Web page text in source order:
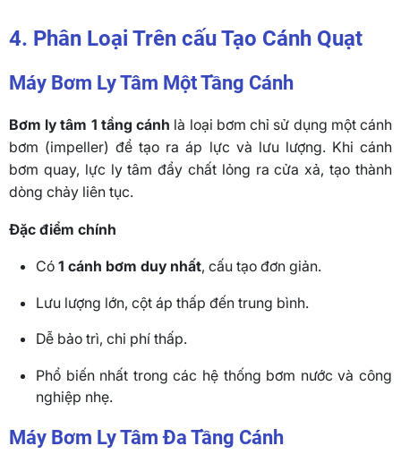
4. Phân Loại Trên cấu Tạo Cánh Quạt
Máy Bơm Ly Tâm Một Tầng Cánh
Bơm ly tâm 1 tầng cánh là loại bơm chỉ sử dụng một cánh
bơm (impeller) để tạo ra áp lực và lưu lượng. Khi cánh
bơm quay, lực ly tâm đẩy chất lỏng ra cửa xả, tạo thành
dòng chảy liên tục.
Đặc điểm chính
Có1 cánh bơm duy nhất, cấu tạo đơn giản.
Lưu lượng lớn, cột áp thấp đến trung bình.
Dễ bảo trì, chi phí thấp.
Phổ biến nhất trong các hệ thống bơm nước và công
nghiệp nhẹ.
Máy Bơm Ly Tâm Đa Tầng Cánh